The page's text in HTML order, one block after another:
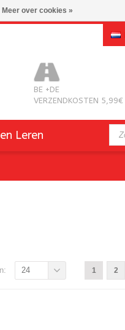
BE +DE
VERZENDKOSTEN 5,99€
Leren
1 2
24
Meer over cookies »